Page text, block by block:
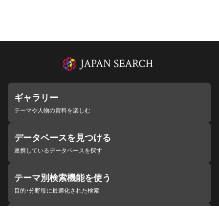
ギャラリー
テーマや人物の資料を楽しむ
データベースを見つける
連携しているデータベースを探す
テーマ別検索機能を使う
目的・分野毎に最適化された検索